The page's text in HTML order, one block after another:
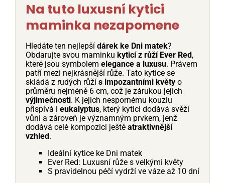
Na tuto luxusní kytici
maminka nezapomene
Hledáte ten nejlepší dárek ke Dni matek?
Obdarujte svou maminku kyticí z růží Ever Red,
které jsou symbolem elegance a luxusu. Právem
patří mezi nejkrásnější růže. Tato kytice se
skládá z rudých růží s impozantními květy o
průměru nejméně 6 cm, což je zárukou jejich
výjimečnosti. K jejich nespornému kouzlu
přispívá i eukalyptus, který kytici dodává svěží
vůni a zároveň je významným prvkem, jenž
dodává celé kompozici ještě atraktivnější
vzhled.
Ideální kytice ke Dni matek
Ever Red: Luxusní růže s velkými květy
S pravidelnou péčí vydrží ve váze až 10 dní